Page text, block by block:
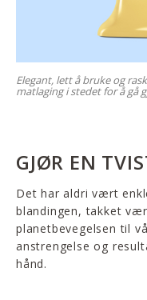
Elegant, lett å bruke og
matlaging i stedet for å gå
GJØR EN
Det har aldri vært
blandingen, takket
planetbevegelsen til
anstrengelse og
hånd.